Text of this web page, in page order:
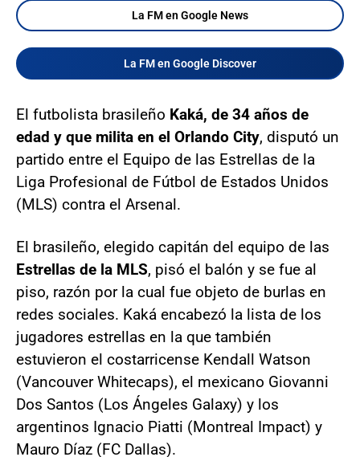
La FM en Google News
La FM en Google Discover
El futbolista brasileño Kaká, de 34 años de
edad y que milita en el Orlando City, disputó un
partido entre el Equipo de las Estrellas de la
Liga Profesional de Fútbol de Estados Unidos
(MLS) contra el Arsenal.
El brasileño, elegido capitán del equipo de las
Estrellas de la MLS, pisó el balón y se fue al
piso, razón por la cual fue objeto de burlas en
redes sociales. Kaká encabezó la lista de los
jugadores estrellas en la que también
estuvieron el costarricense Kendall Watson
(Vancouver Whitecaps), el mexicano Giovanni
Dos Santos (Los Ángeles Galaxy) y los
argentinos Ignacio Piatti (Montreal Impact) y
Mauro Díaz (FC Dallas).